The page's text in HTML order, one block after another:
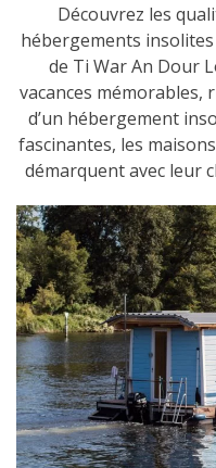
Découvrez les
hébergements
de Ti War An Dour
vacances mémorables,
d’un hébergement
fascinantes, les
démarquent avec leur